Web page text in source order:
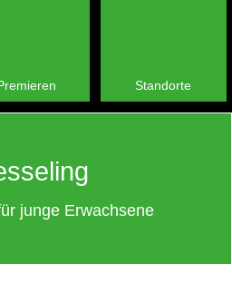
Standorte
junge Erwachsene